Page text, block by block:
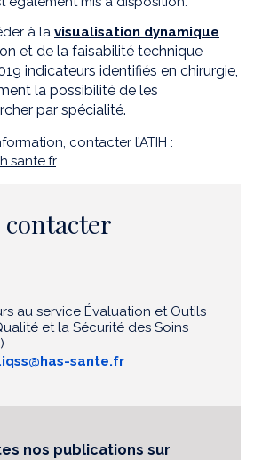
à la visualisation dynamique
et de la faisabilité technique
identifiés en chirurgie,
la possibilité de les
par spécialité.
contacter l’ATIH :
.
contacter
au service Évaluation et Outils
et la Sécurité des Soins
sante.fr
nos publications sur